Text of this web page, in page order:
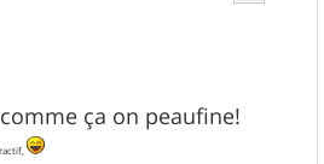
ça on peaufine!